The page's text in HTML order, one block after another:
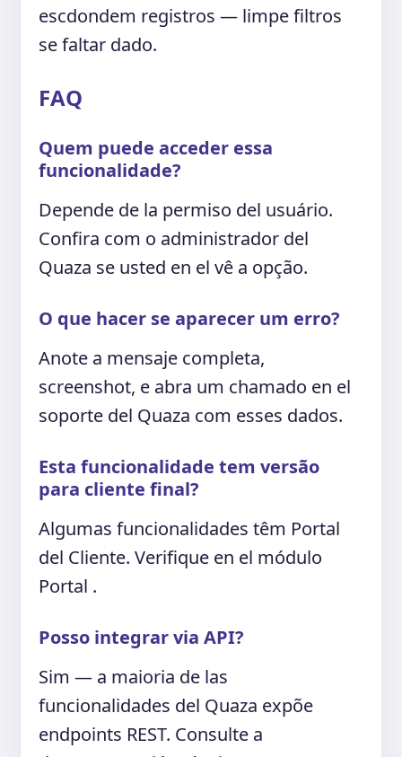
escdondem registros — limpe filtros
se faltar dado.
FAQ
Quem puede acceder essa
funcionalidade?
Depende de la permiso del usuário.
Confira com o administrador del
Quaza se usted en el vê a opção.
O que hacer se aparecer um erro?
Anote a mensaje completa,
screenshot, e abra um chamado en el
soporte del Quaza com esses dados.
Esta funcionalidade tem versão
para cliente final?
Algumas funcionalidades têm Portal
del Cliente. Verifique en el módulo
Portal .
Posso integrar via API?
Sim — a maioria de las
funcionalidades del Quaza expõe
endpoints REST. Consulte a